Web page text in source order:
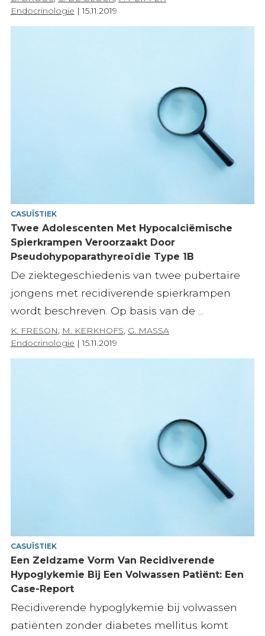
Endocrinologie |15.11.2019
CASUÏSTIEK
Twee Adolescenten Met Hypocalciëmische
Spierkrampen Veroorzaakt Door
Pseudohypoparathyreoïdie Type 1B
De ziektegeschiedenis van twee pubertaire
jongens met recidiverende spierkrampen
wordt beschreven. Op basis van de ...
K. FRESON, M. KERKHOFS, G. MASSA
Endocrinologie |15.11.2019
CASUÏSTIEK
Een Zeldzame Vorm Van Recidiverende
Hypoglykemie Bij Een Volwassen Patiënt: Een
Case-Report
Recidiverende hypoglykemie bij volwassen
patiënten zonder diabetes mellitus komt